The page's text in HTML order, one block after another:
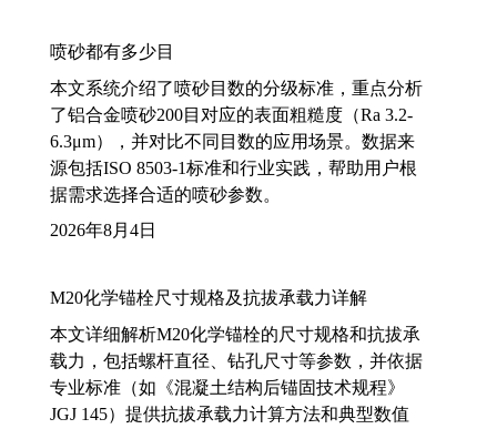
喷砂都有多少目
本文系统介绍了喷砂目数的分级标准，重点分析
了铝合金喷砂200目对应的表面粗糙度（Ra 3.2-
6.3μm），并对比不同目数的应用场景。数据来
源包括ISO 8503-1标准和行业实践，帮助用户根
据需求选择合适的喷砂参数。
2026年8月4日
M20化学锚栓尺寸规格及抗拔承载力详解
本文详细解析M20化学锚栓的尺寸规格和抗拔承
载力，包括螺杆直径、钻孔尺寸等参数，并依据
专业标准（如《混凝土结构后锚固技术规程》
JGJ 145）提供抗拔承载力计算方法和典型数值